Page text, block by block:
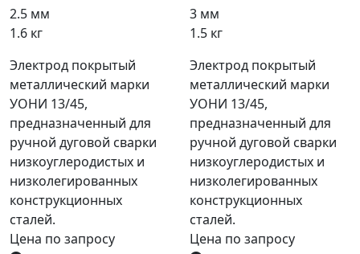
2.5 мм
1.6 кг
Электрод покрытый
металлический марки
УОНИ 13/45,
предназначенный для
ручной дуговой сварки
низкоуглеродистых и
низколегированных
конструкционных
сталей.
Цена по запросу
3 мм
1.5 кг
Электрод покрытый
металлический марки
УОНИ 13/45,
предназначенный для
ручной дуговой сварки
низкоуглеродистых и
низколегированных
конструкционных
сталей.
Цена по запросу